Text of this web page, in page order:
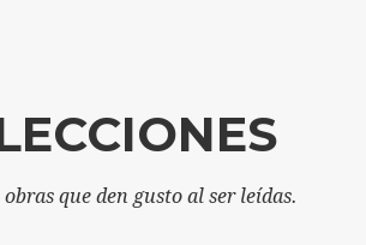
que den gusto al ser leídas.